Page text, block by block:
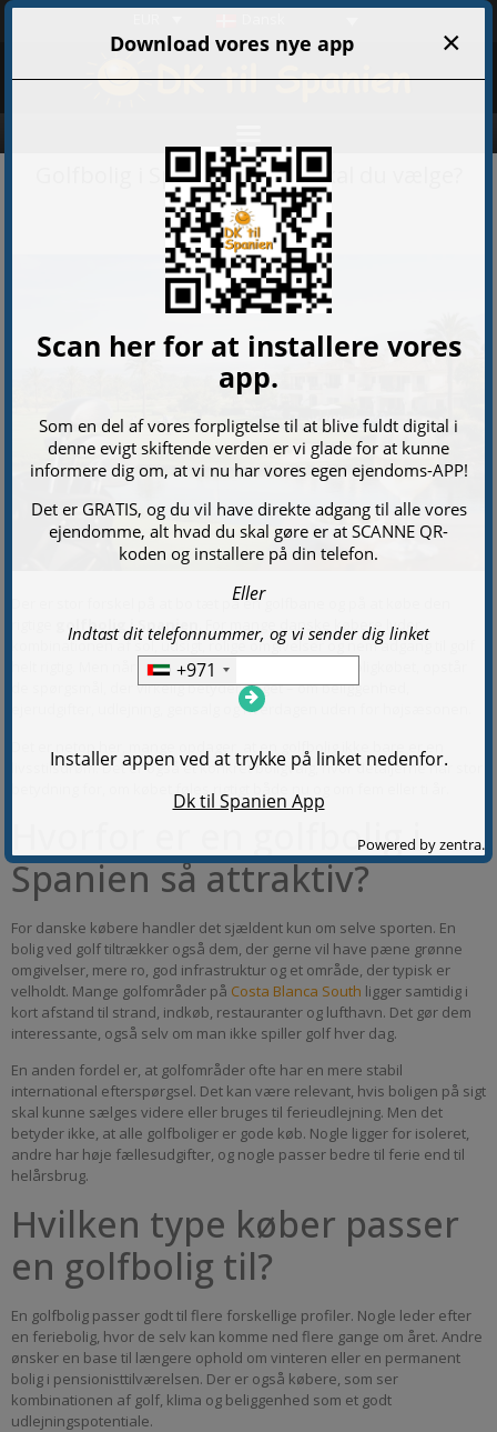
Golfbolig i Spanien – hvad skal du vælge?
07-04-2026 02:30
Der er stor forskel på at bo tæt på en golfbane og på at købe den
golfbolig i Spanien
. For mange danske købere lyder
kombinationen af sol, udsigt, rolige omgivelser og nem adgang til golf
helt rigtig. Men når man kommer tættere på selve boligkøbet, opstår
de spørgsmål, der virkelig betyder noget – om beliggenhed,
ejerudgifter, udlejning, gensalg og hverdagen uden for højsæsonen.
Det er netop her, mange opdager, at en golfbolig ikke bare er en
livsstilsdrøm. Det er også et konkret boligvalg, hvor detaljerne har stor
betydning for, om købet føles rigtigt både nu og om fem eller ti år.
Hvorfor er en golfbolig i
Spanien så attraktiv?
For danske købere handler det sjældent kun om selve sporten. En
bolig ved golf tiltrækker også dem, der gerne vil have pæne grønne
omgivelser, mere ro, god infrastruktur og et område, der typisk er
velholdt. Mange golfområder på Costa Blanca South ligger samtidig i
kort afstand til strand, indkøb, restauranter og lufthavn. Det gør dem
interessante, også selv om man ikke spiller golf hver dag.
En anden fordel er, at golfområder ofte har en mere stabil
international efterspørgsel. Det kan være relevant, hvis boligen på sigt
skal kunne sælges videre eller bruges til ferieudlejning. Men det
betyder ikke, at alle golfboliger er gode køb. Nogle ligger for isoleret,
andre har høje fællesudgifter, og nogle passer bedre til ferie end til
helårsbrug.
Hvilken type køber passer
en golfbolig til?
En golfbolig passer godt til flere forskellige profiler. Nogle leder efter
en feriebolig, hvor de selv kan komme ned flere gange om året. Andre
ønsker en base til længere ophold om vinteren eller en permanent
bolig i pensionisttilværelsen. Der er også købere, som ser
kombinationen af golf, klima og beliggenhed som et godt
udlejningspotentiale.